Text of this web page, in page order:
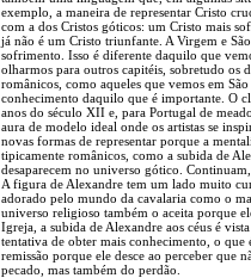
exemplo, a maneira de representar Cristo
com a dos Cristos góticos: um Cristo mais
já não é um Cristo triunfante. A Virgem e
sofrimento. Isso é diferente daquilo que
olharmos para outros capitéis, sobretudo os
românicos, como aqueles que vemos em
conhecimento daquilo que é importante. O
anos do século XII e, para Portugal de
aura de modelo ideal onde os artistas se
novas formas de representar porque a
tipicamente românicos, como a subida de
desaparecem no universo gótico.
A figura de Alexandre tem um lado muito
adorado pelo mundo da cavalaria como o
universo religioso também o aceita porque
Igreja, a subida de Alexandre aos céus é
tentativa de obter mais conhecimento, o que
remissão porque ele desce ao perceber que
pecado, mas também do perdão.